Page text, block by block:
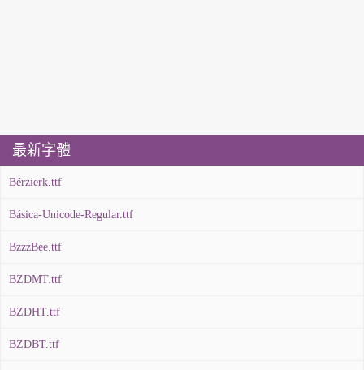
最新字體
Bérzierk.ttf
Básica-Unicode-Regular.ttf
BzzzBee.ttf
BZDMT.ttf
BZDHT.ttf
BZDBT.ttf